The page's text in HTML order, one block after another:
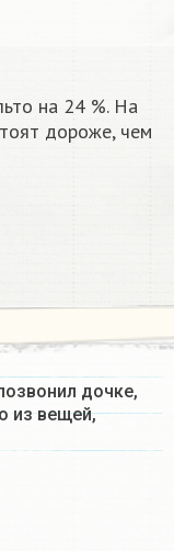
на 24 %. На
дороже, чем
дочке,
из вещей,